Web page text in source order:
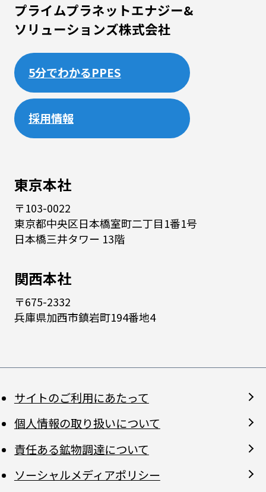
東京本社
〒103-0022
東京都中央区日本橋室町二丁目1番1号
日本橋三井タワー 13階
関西本社
〒675-2332
兵庫県加西市鎮岩町194番地4
プライムプラネットエナジー&
ソリューションズ株式会社
5分でわかるPPES
採用情報
サイトのご利用にあたって
個人情報の取り扱いについて
責任ある鉱物調達について
ソーシャルメディアポリシー